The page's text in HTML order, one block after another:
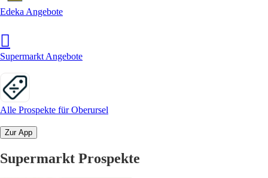
Edeka Angebote
Supermarkt Angebote
Alle Prospekte für Oberursel
Zur App
Supermarkt Prospekte